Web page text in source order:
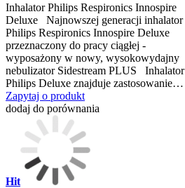
Inhalator Philips Respironics Innospire
Deluxe Najnowszej generacji inhalator
Philips Respironics Innospire Deluxe
przeznaczony do pracy ciągłej -
wyposażony w nowy, wysokowydajny
nebulizator Sidestream PLUS Inhalator
Philips Deluxe znajduje zastosowanie…
Zapytaj o produkt
dodaj do porównania
Hit